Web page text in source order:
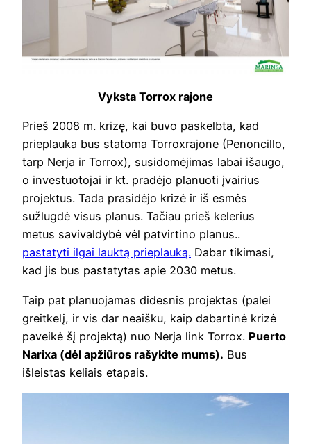
Vyksta Torrox rajone
Prieš 2008 m. krizę, kai buvo paskelbta, kad
prieplauka bus statoma Torroxrajone (Penoncillo,
tarp Nerja ir Torrox), susidomėjimas labai išaugo,
o investuotojai ir kt. pradėjo planuoti įvairius
projektus. Tada prasidėjo krizė ir iš esmės
sužlugdė visus planus. Tačiau prieš kelerius
metus savivaldybė vėl patvirtino planus..
pastatyti ilgai lauktą prieplauką. Dabar tikimasi,
kad jis bus pastatytas apie 2030 metus.
Taip pat planuojamas didesnis projektas (palei
greitkelį, ir vis dar neaišku, kaip dabartinė krizė
paveikė šį projektą) nuo Nerja link Torrox. Puerto
Narixa (dėl apžiūros rašykite mums). Bus
išleistas keliais etapais.